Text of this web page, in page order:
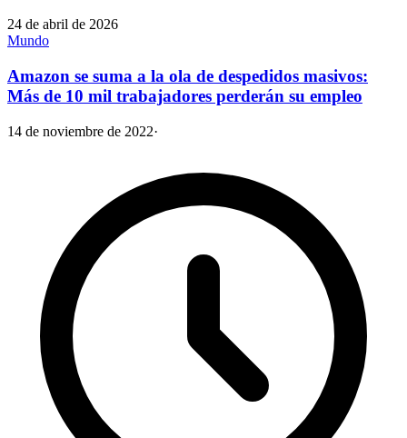
24 de abril de 2026
Mundo
Amazon se suma a la ola de despedidos masivos:
Más de 10 mil trabajadores perderán su empleo
14 de noviembre de 2022·